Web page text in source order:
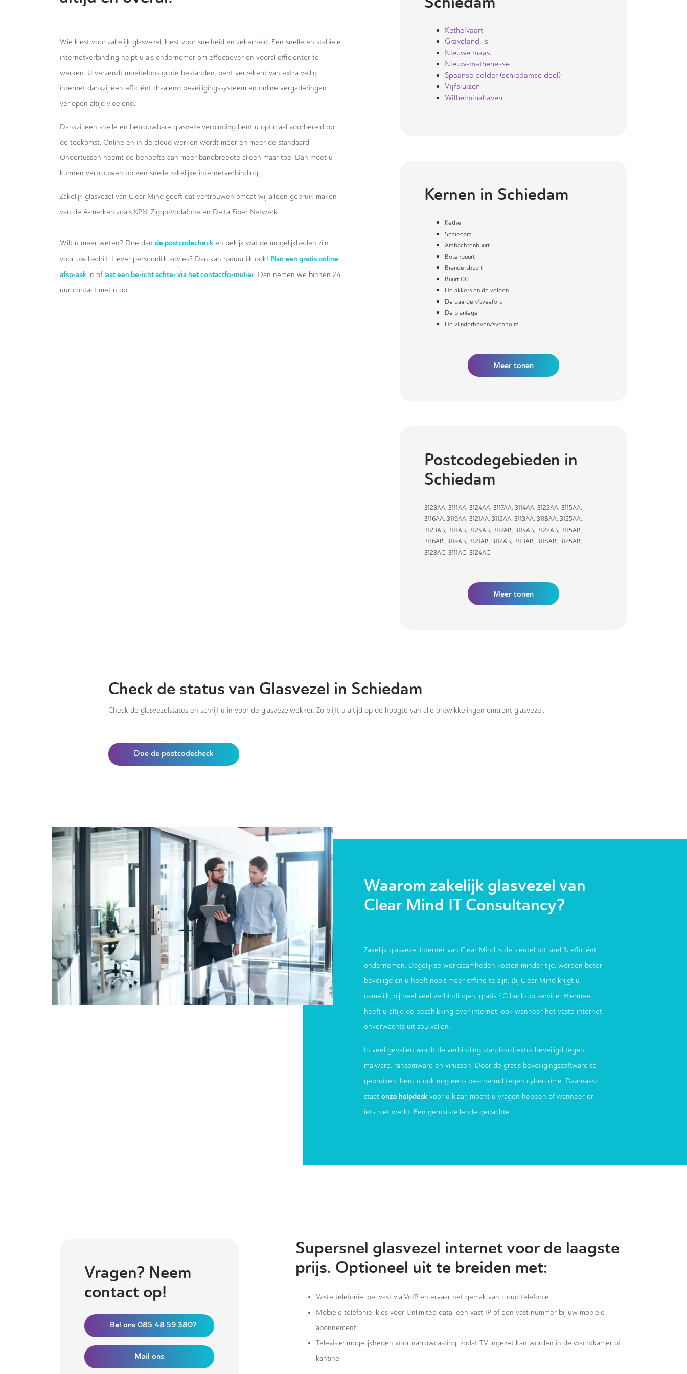
Wie kiest voor zakelijk glasvezel, kiest voor snelheid en zekerheid. Een snelle en stabiele
internetverbinding helpt u als ondernemer om effectiever en vooral efficiënter te
werken. U verzendt moeiteloos grote bestanden, bent verzekerd van extra veilig
internet dankzij een efficiënt draaiend beveiligingssysteem en online vergaderingen
verlopen altijd vloeiend.
Dankzij een snelle en betrouwbare glasvezelverbinding bent u optimaal voorbereid op
de toekomst. Online en in de cloud werken wordt meer en meer de standaard.
Ondertussen neemt de behoefte aan meer bandbreedte alleen maar toe. Dan moet u
kunnen vertrouwen op een snelle zakelijke internetverbinding.
Zakelijk glasvezel van Clear Mind geeft dat vertrouwen omdat wij alleen gebruik maken
van de A-merken zoals KPN, Ziggo-Vodafone en Delta Fiber Netwerk.
Wilt u meer weten? Doe dan de postcodecheck en bekijk wat de mogelijkheden zijn
voor uw bedrijf. Liever persoonlijk advies? Dan kan natuurlijk ook! Plan een gratis online
afspraak in of laat een bericht achter via het contactformulier. Dan nemen we binnen 24
uur contact met u op.
Kethelvaart
Graveland, 's-
Nieuwe maas
Nieuw-mathenesse
Spaanse polder (schiedamse deel)
Vijfsluizen
Wilhelminahaven
Kernen in Schiedam
Kethel
Schiedam
Ambachtenbuurt
Botenbuurt
Brandersbuurt
Buurt 00
De akkers en de velden
De gaarden/sveafors
De plantage
De vlinderhoven/sveaholm
Meer tonen
Postcodegebieden in
Schiedam
3123AA, 3111AA, 3124AA, 3117AA, 3114AA, 3122AA, 3115AA,
3116AA, 3119AA, 3121AA, 3112AA, 3113AA, 3118AA, 3125AA,
3123AB, 3111AB, 3124AB, 3117AB, 3114AB, 3122AB, 3115AB,
3116AB, 3119AB, 3121AB, 3112AB, 3113AB, 3118AB, 3125AB,
3123AC, 3111AC, 3124AC,
Meer tonen
Check de status van Glasvezel in Schiedam
Check de glasvezelstatus en schrijf u in voor de glasvezelwekker. Zo blijft u altijd op de hoogte van alle ontwikkelingen omtrent glasvezel.
Doe de postcodecheck
Waarom zakelijk glasvezel van
Clear Mind IT Consultancy?
Zakelijk glasvezel internet van Clear Mind is de sleutel tot snel & efficiënt
ondernemen. Dagelijkse werkzaamheden kosten minder tijd, worden beter
beveiligd en u hoeft nooit meer offline te zijn. Bij Clear Mind krijgt u
namelijk, bij heel veel verbindingen, gratis 4G back-up service. Hiermee
heeft u altijd de beschikking over internet, ook wanneer het vaste internet
onverwachts uit zou vallen.
In veel gevallen wordt de verbinding standaard extra beveiligd tegen
malware, ransomware en virussen. Door de gratis beveiligingssoftware te
gebruiken, bent u ook nog eens beschermd tegen cybercrime. Daarnaast
staat onze helpdesk voor u klaar, mocht u vragen hebben of wanneer er
iets niet werkt. Een geruststellende gedachte.
Vragen? Neem
contact op!
Bel ons 085 48 59 380?
Mail ons
Supersnel glasvezel internet voor de laagste
prijs. Optioneel uit te breiden met:
Vaste telefonie: bel vast via VoIP en ervaar het gemak van cloud telefonie
Mobiele telefonie: kies voor Unlimited data, een vast IP of een vast nummer bij uw mobiele
abonnement
Televisie: mogelijkheden voor narrowcasting, zodat TV ingezet kan worden in de wachtkamer of
kantine